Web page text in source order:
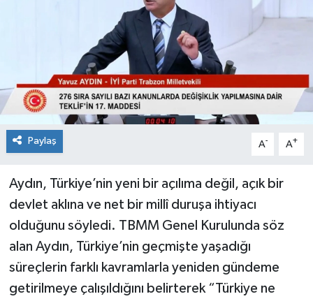
Paylaş A- A+
Aydın, Türkiye’nin yeni bir açılıma değil, açık bir
devlet aklına ve net bir millî duruşa ihtiyacı
olduğunu söyledi. TBMM Genel Kurulunda söz
alan Aydın, Türkiye’nin geçmişte yaşadığı
süreçlerin farklı kavramlarla yeniden gündeme
getirilmeye çalışıldığını belirterek “Türkiye ne